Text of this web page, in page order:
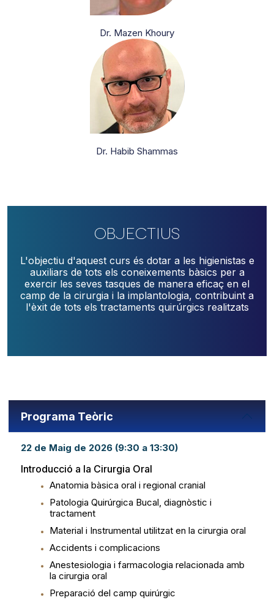
Dr. Mazen Khoury
Dr. Habib Shammas
Objectius
L'objectiu d'aquest curs és dotar a les higienistas e
auxiliars de tots els coneixements bàsics per a
exercir les seves tasques de manera eficaç en el
camp de la cirurgia i la implantologia, contribuint a
l'èxit de tots els tractaments quirúrgics realitzats
Programa Teòric
22 de Maig de 2026 (9:30 a 13:30)
Introducció a la Cirurgia Oral
Anatomia bàsica oral i regional cranial
Patologia Quirúrgica Bucal, diagnòstic i
tractament
Material i Instrumental utilitzat en la cirurgia oral
Accidents i complicacions
Anestesiologia i farmacologia relacionada amb
la cirurgia oral
Preparació del camp quirúrgic